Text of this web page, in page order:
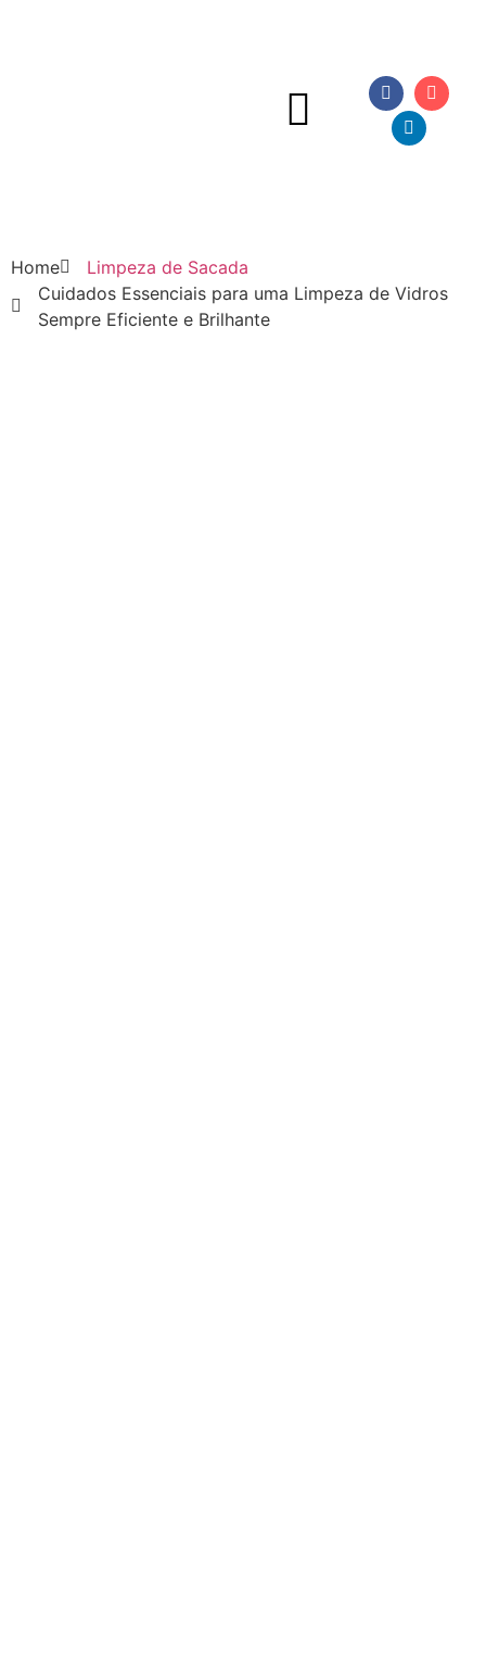
Home
Limpeza de Sacada
Cuidados Essenciais para uma Limpeza de Vidros
Sempre Eficiente e Brilhante